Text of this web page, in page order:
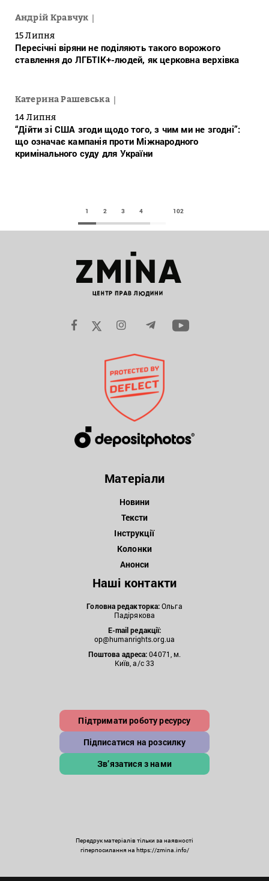
Андрій Кравчук
15 Липня
Пересічні віряни не поділяють такого ворожого
ставлення до ЛГБТІК+-людей, як церковна верхівка
Катерина Рашевська
14 Липня
“Дійти зі США згоди щодо того, з чим ми не згодні”:
що означає кампанія проти Міжнародного
кримінального суду для України
1 2 3 4 102
Матеріали
Новини
Тексти
Інструкції
Колонки
Анонси
Наші контакти
Головна редакторка:Ольга
Падірякова
E-mail редакції:
op@humanrights.org.ua
Поштова адреса:04071, м.
Київ, а/с 33
Підтримати роботу ресурсу
Підписатися на розсилку
Зв’язатися з нами
Передрук матеріалів тільки за наявності
гіперпосилання на https://zmina.info/